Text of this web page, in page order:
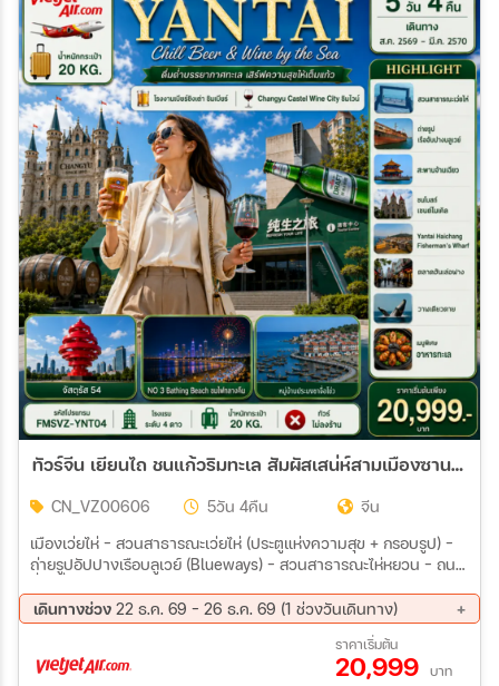
ทัวร์จีน เยียนไถ ชนแก้วริมทะเล สัมผัสเสน่ห์สามเมืองซานตง 5วัน 4คืน (VZ)
CN_VZ00606 5วัน 4คืน
จีน
เมืองเว่ยไห่ - สวนสาธารณะเว่ยไห่ (ประตูแห่งความสุข + กรอบรูป) –
ถ่ายรูปอัปปางเรือบลูเวย์ (Blueways) - สวนสาธารณะไห่หยวน – ถนน
- ชมวิวเกาะชิงเต่า– ชมโบสถ์เซนต์ไมเคิล – ถนนจงซาน - จัตุรัส 54 –
NO 3 Bathing Bech ชมไฟกลางคืน เมืองชิงเต่า - ซาจื่อโข่ว - ถนน
หลงเจียง - Silverfish Street - โรงงานเบียร์ชิงเต่า (รวมชิมเบียร์) –
เสี่ยวหม่ายเต่า - ถนนคนเดินไถตง
เดินทางช่วง 22 ธ.ค. 69 - 26 ธ.ค. 69 (1 ช่วงวันเดินทาง)
ราคาเริ่มต้น
20,999 บาท